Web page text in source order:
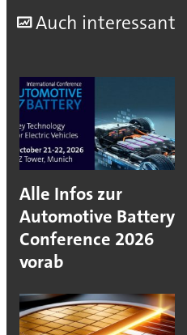
Auch interessant
Alle Infos zur
Automotive Battery
Conference 2026
vorab